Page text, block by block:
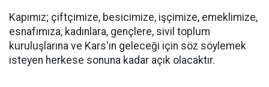
Kapımız; çiftçimize, besicimize, işçimize, emeklimize,
esnafımıza, kadınlara, gençlere, sivil toplum
kuruluşlarına ve Kars'ın geleceği için söz söylemek
isteyen herkese sonuna kadar açık olacaktır.